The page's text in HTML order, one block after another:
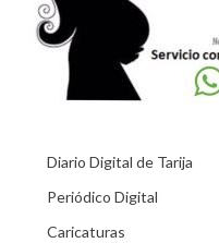
Diario Digital de Tarija
Periódico Digital
Caricaturas